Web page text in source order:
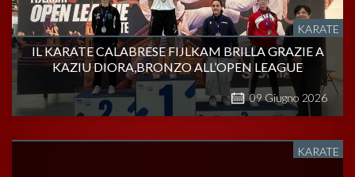
KARATE
IL KARATE CALABRESE FIJLKAM BRILLA GRAZIE A
KAZIU DIORA,BRONZO ALL’OPEN LEAGUE
09 Giugno 2026
KARATE